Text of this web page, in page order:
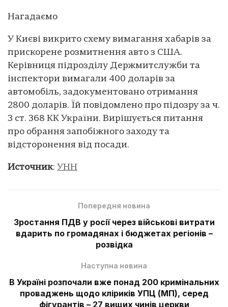
Нагадаємо
У Києві викрито схему вимагання хабарів за
прискорене розмитнення авто з США.
Керівниця підрозділу Держмитслужби та
інспектори вимагали 400 доларів за
автомобіль, задокументовано отримання
2800 доларів. Їй повідомлено про підозру за ч.
3 ст. 368 КК України. Вирішується питання
про обрання запобіжного заходу та
відсторонення від посади.
Источник: УНН
Попередня новина
Зростання ПДВ у росії через військові витрати
вдарить по громадянах і бюджетах регіонів –
розвідка
Наступна новина
В Україні розпочали вже понад 200 кримінальних
проваджень щодо кліриків УПЦ (МП), серед
фігурантів – 27 вищих чинів церкви